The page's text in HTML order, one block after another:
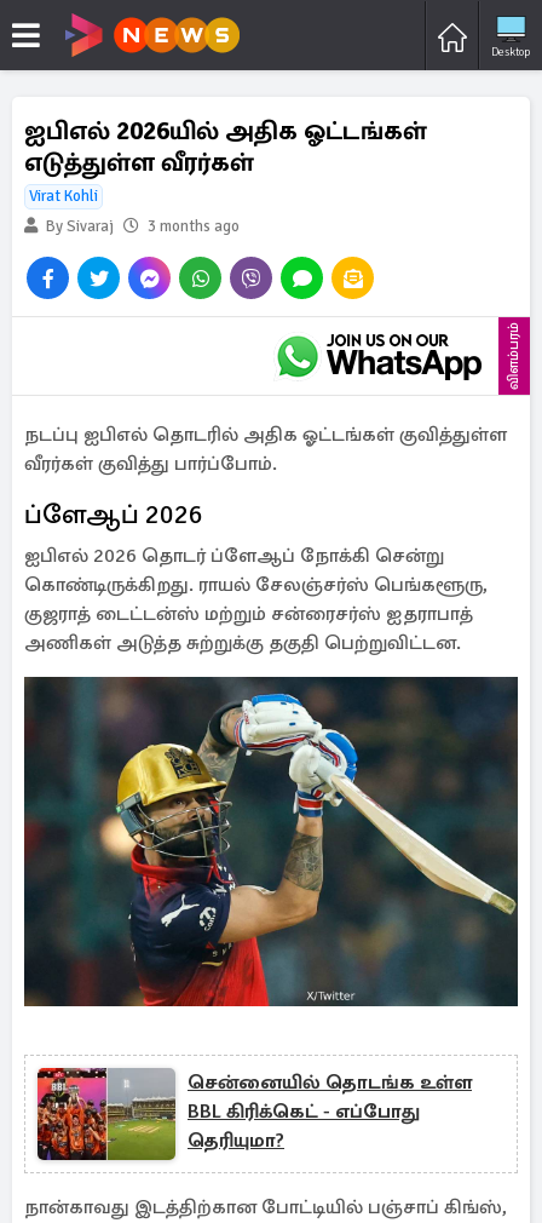
Desktop
ஐபிஎல் 2026யில் அதிக ஓட்டங்கள்
எடுத்துள்ள வீரர்கள்
Virat Kohli
By Sivaraj
3 months ago
விளம்பரம்
நடப்பு ஐபிஎல் தொடரில் அதிக ஓட்டங்கள் குவித்துள்ள
வீரர்கள் குவித்து பார்ப்போம்.
ப்ளேஆப் 2026
ஐபிஎல் 2026 தொடர் ப்ளேஆப் நோக்கி சென்று
கொண்டிருக்கிறது. ராயல் சேலஞ்சர்ஸ் பெங்களூரு,
குஜராத் டைட்டன்ஸ் மற்றும் சன்ரைசர்ஸ் ஐதராபாத்
அணிகள் அடுத்த சுற்றுக்கு தகுதி பெற்றுவிட்டன.
சென்னையில் தொடங்க உள்ள
BBL கிரிக்கெட் - எப்போது
தெரியுமா?
நான்காவது இடத்திற்கான போட்டியில் பஞ்சாப் கிங்ஸ்,